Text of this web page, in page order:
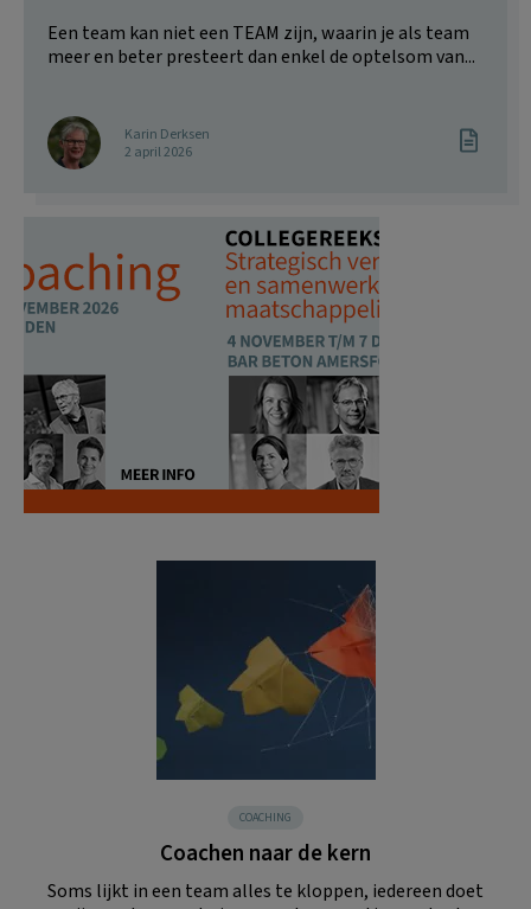
Een team kan niet een TEAM zijn, waarin je als team
meer en beter presteert dan enkel de optelsom van...
Karin Derksen
2 april 2026
COACHING
Coachen naar de kern
Soms lijkt in een team alles te kloppen, iedereen doet